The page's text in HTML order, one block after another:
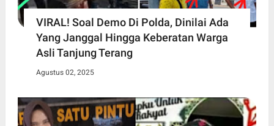
VIRAL! Soal Demo Di Polda, Dinilai Ada
Yang Janggal Hingga Keberatan Warga
Asli Tanjung Terang
Agustus 02, 2025